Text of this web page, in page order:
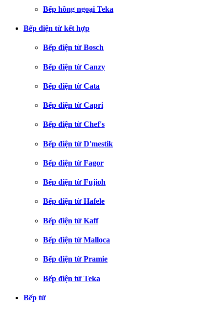
Bếp hồng ngoại Teka
Bếp điện từ kết hợp
Bếp điện từ Bosch
Bếp điện từ Canzy
Bếp điện từ Cata
Bếp điện từ Capri
Bếp điện từ Chef's
Bếp điện từ D'mestik
Bếp điện từ Fagor
Bếp điện từ Fujioh
Bếp điện từ Hafele
Bếp điện từ Kaff
Bếp điện từ Malloca
Bếp điện từ Pramie
Bếp điện từ Teka
Bếp từ